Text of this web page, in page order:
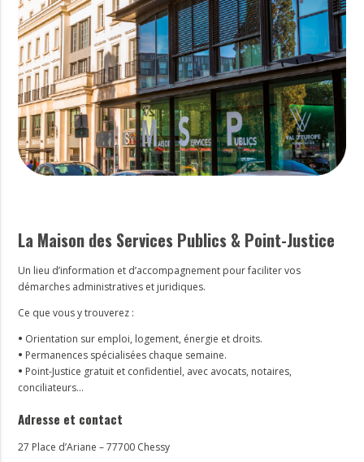
La Maison des Services Publics & Point-Justice
Un lieu d’information et d’accompagnement pour faciliter vos
démarches administratives et juridiques.
Ce que vous y trouverez :
• Orientation sur emploi, logement, énergie et droits.
• Permanences spécialisées chaque semaine.
• Point-Justice gratuit et confidentiel, avec avocats, notaires,
conciliateurs…
Adresse et contact
27 Place d’Ariane – 77700 Chessy